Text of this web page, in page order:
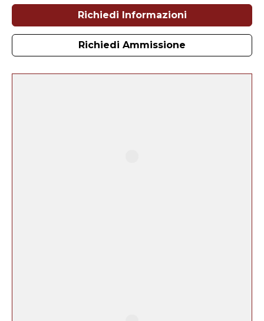
Richiedi Informazioni
Richiedi Ammissione